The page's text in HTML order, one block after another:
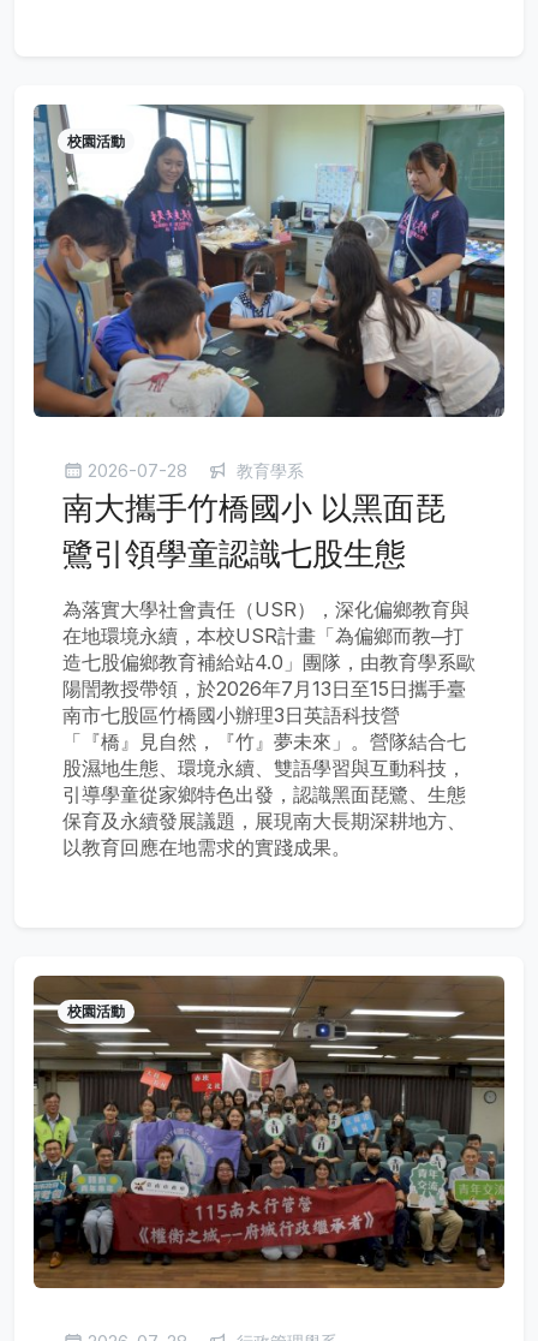
校園活動
2026-07-28 教育學系
南大攜手竹橋國小 以黑面琵
鷺引領學童認識七股生態
為落實大學社會責任（USR），深化偏鄉教育與
在地環境永續，本校USR計畫「為偏鄉而教─打
造七股偏鄉教育補給站4.0」團隊，由教育學系歐
陽誾教授帶領，於2026年7月13日至15日攜手臺
南市七股區竹橋國小辦理3日英語科技營
「『橋』見自然，『竹』夢未來」。營隊結合七
股濕地生態、環境永續、雙語學習與互動科技，
引導學童從家鄉特色出發，認識黑面琵鷺、生態
保育及永續發展議題，展現南大長期深耕地方、
以教育回應在地需求的實踐成果。
校園活動